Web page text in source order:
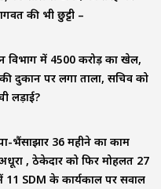
की भी छुट्टी –
में ₹4500 करोड़ का खेल,
दुकान पर लगा ताला, सचिव को
लड़ाई?
भैंसाझार 36 महीने का काम
, ठेकेदार को फिर मोहलत ₹27
SDM के कार्यकाल पर सवाल